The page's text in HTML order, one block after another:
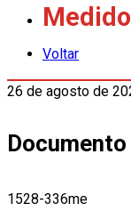
Voltar
26 de agosto de
Documento
1528-336me